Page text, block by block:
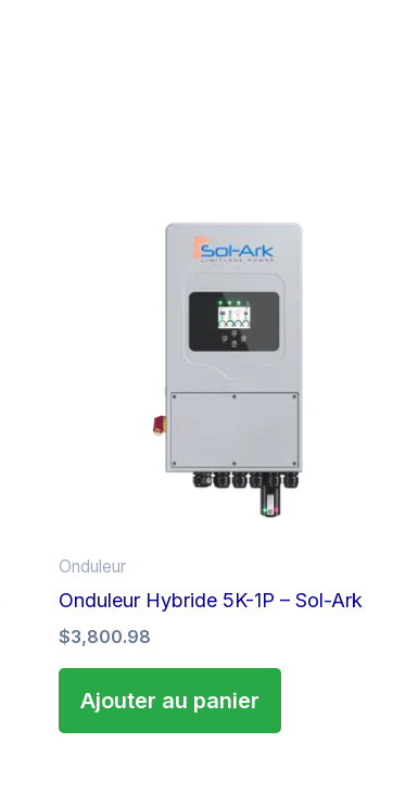
Onduleur
Onduleur Hybride 5K-1P – Sol-Ark
$3,800.98
Ajouter au panier